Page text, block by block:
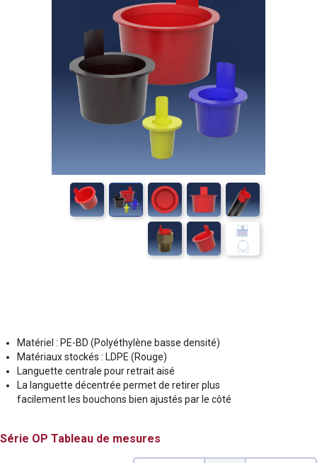
Matériel : PE-BD (Polyéthylène basse densité)
Matériaux stockés : LDPE (Rouge)
Languette centrale pour retrait aisé
La languette décentrée permet de retirer plus
facilement les bouchons bien ajustés par le côté
OP Tableau de mesures